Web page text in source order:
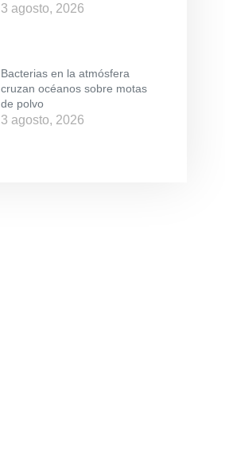
3 agosto, 2026
Bacterias en la atmósfera
cruzan océanos sobre motas
de polvo
3 agosto, 2026